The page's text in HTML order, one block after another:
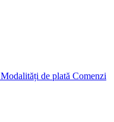
Modalități de plată Comenzi